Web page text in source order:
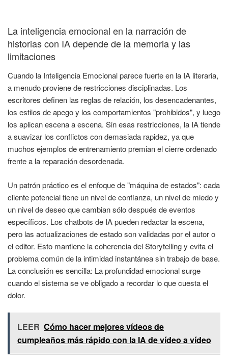
La inteligencia emocional en la narración de
historias con IA depende de la memoria y las
limitaciones
Cuando la Inteligencia Emocional parece fuerte en la IA literaria,
a menudo proviene de restricciones disciplinadas. Los
escritores definen las reglas de relación, los desencadenantes,
los estilos de apego y los comportamientos "prohibidos", y luego
los aplican escena a escena. Sin esas restricciones, la IA tiende
a suavizar los conflictos con demasiada rapidez, ya que
muchos ejemplos de entrenamiento premian el cierre ordenado
frente a la reparación desordenada.
Un patrón práctico es el enfoque de "máquina de estados": cada
cliente potencial tiene un nivel de confianza, un nivel de miedo y
un nivel de deseo que cambian sólo después de eventos
específicos. Los chatbots de IA pueden redactar la escena,
pero las actualizaciones de estado son validadas por el autor o
el editor. Esto mantiene la coherencia del Storytelling y evita el
problema común de la intimidad instantánea sin trabajo de base.
La conclusión es sencilla: La profundidad emocional surge
cuando el sistema se ve obligado a recordar lo que cuesta el
dolor.
LEER Cómo hacer mejores vídeos de
cumpleaños más rápido con la IA de vídeo a vídeo